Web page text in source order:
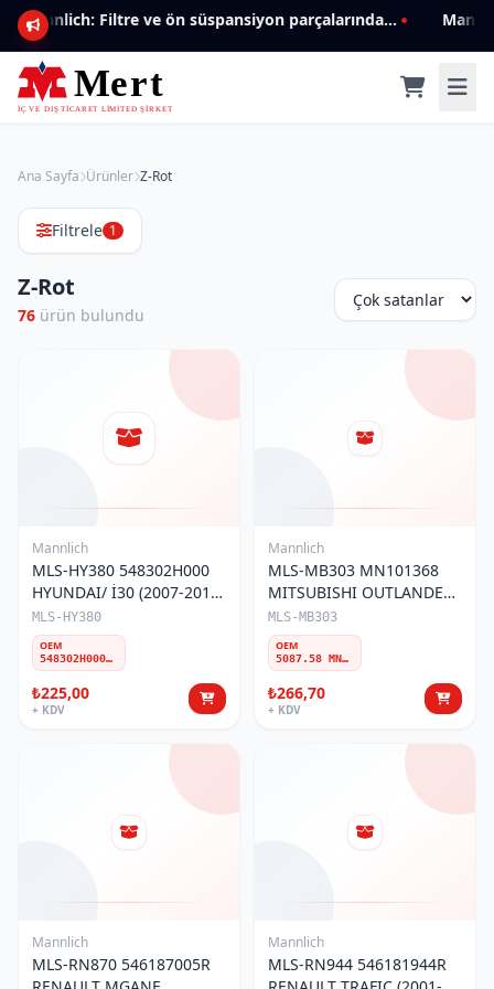
Mannlich: Filtre ve ön süspansiyon parçalarında genişleyen ürün yelpazesiyle kalite ve güven.
Ana Sayfa Ürünler Z-Rot
Filtrele 1
Z-Rot
76 ürün bulundu
Mannlich
MLS-HY380 548302H000
HYUNDAI/ İ30 (2007-2011)
/ KIA CEED (2006-12) ÖN
Z-ROT
MLS-HY380
OEM
548302H000 548302H100 548302H001 548302H200
₺225,00
+ KDV
Mannlich
MLS-MB303 MN101368
MITSUBISHI OUTLANDER
2006/LANCER 2008/ASX
2013/PEUGEOT 4007 ÖN
Z-ROT
MLS-MB303
OEM
5087.58 MN101368 1610930380
₺266,70
+ KDV
Mannlich
MLS-RN870 546187005R
Mannlich
MLS-RN944 546181944R